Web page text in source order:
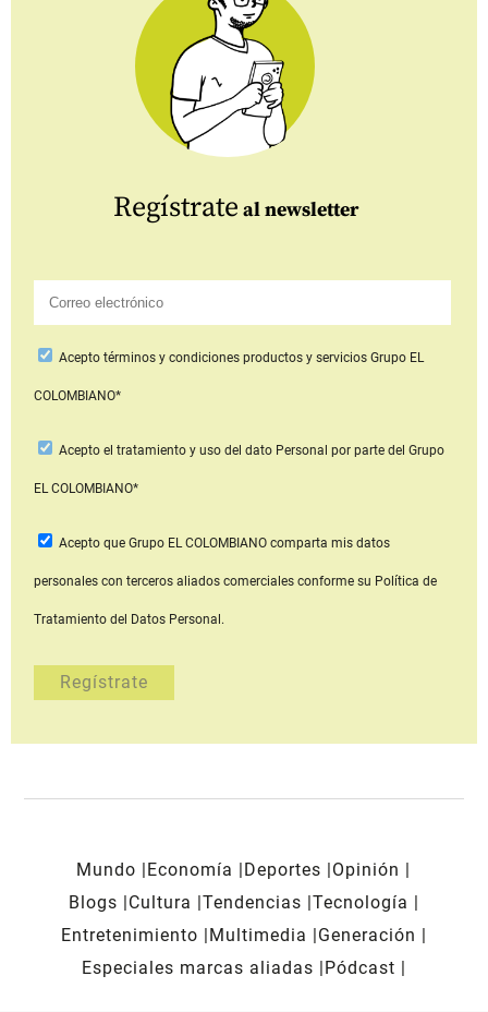
Regístrate al newsletter
Aceptotérminos y condiciones productos y serviciosGrupo EL
COLOMBIANO*
Acepto el tratamiento y uso del dato Personal por parte del Grupo
EL COLOMBIANO*
Acepto que Grupo EL COLOMBIANOcomparta mis datos
personales con terceros aliados comerciales conforme su Política de
Tratamiento del Datos Personal.
Mundo Economía Deportes
Opinión
Blogs
Cultura Tendencias Tecnología
Entretenimiento
Multimedia
Generación
Especiales marcas aliadas
Pódcast